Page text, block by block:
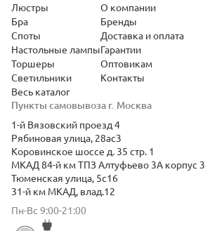
Пункты самовывоза г. Москва
1-й Вязовский проезд 4
Рябиновая улица, 28ас3
Коровинское шоссе д. 35 стр. 1
МКАД 84-й км ТПЗ Алтуфьево 3А корпус 3
Тюменская улица, 5с16
31-й км МКАД, влад.12
Пн-Вс 9:00-21:00
Люстры
Бра
Споты
Настольные лампы
Торшеры
Светильники
Весь каталог
О компании
Бренды
Доставка и оплата
Гарантии
Оптовикам
Контакты